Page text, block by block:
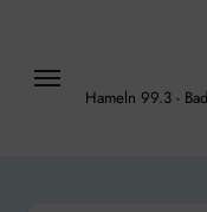
content
Hameln 99.3 -